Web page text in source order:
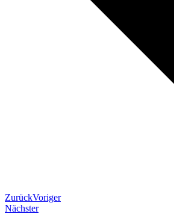
ZurückVoriger
Nächster